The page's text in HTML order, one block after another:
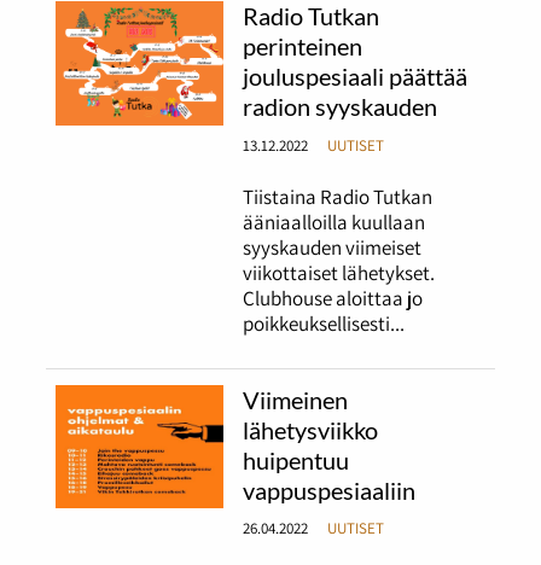
Radio Tutkan
perinteinen
jouluspesiaali päättää
radion syyskauden
13.12.2022 UUTISET
Tiistaina Radio Tutkan
ääniaalloilla kuullaan
syyskauden viimeiset
viikottaiset lähetykset.
Clubhouse aloittaa jo
poikkeuksellisesti...
Viimeinen
lähetysviikko
huipentuu
vappuspesiaaliin
26.04.2022 UUTISET